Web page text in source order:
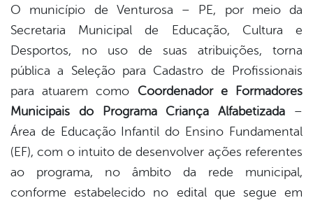
O município de Venturosa – PE, por meio da
Secretaria Municipal de Educação, Cultura e
Desportos, no uso de suas atribuições, torna
pública a Seleção para Cadastro de Profissionais
para atuarem como Coordenador e Formadores
Municipais do Programa Criança Alfabetizada –
Área de Educação Infantil do Ensino Fundamental
(EF), com o intuito de desenvolver ações referentes
ao programa, no âmbito da rede municipal,
conforme estabelecido no edital que segue em